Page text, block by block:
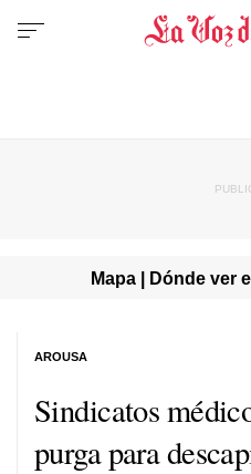
Mapa | Dónde ver
Sindicatos
purga para
AROUSA